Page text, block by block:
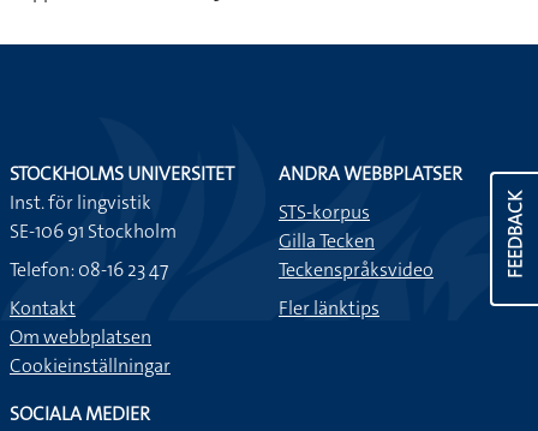
FEEDBACK
STOCKHOLMS UNIVERSITET
Inst. för lingvistik
SE-106 91 Stockholm
Telefon: 08-16 23 47
Kontakt
Om webbplatsen
Cookieinställningar
ANDRA WEBBPLATSER
STS-korpus
Gilla Tecken
Teckenspråksvideo
Fler länktips
SOCIALA MEDIER